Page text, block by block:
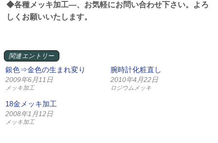
◆各種メッキ加工—、お気軽にお問い合わせ下さい。よろ
しくお願いいたします。
関連エントリー
銀色⇒金色の生まれ変り
2009年6月11日
メッキ加工
腕時計化粧直し
2010年4月22日
ロジウムメッキ
18金メッキ加工
2008年1月12日
メッキ加工